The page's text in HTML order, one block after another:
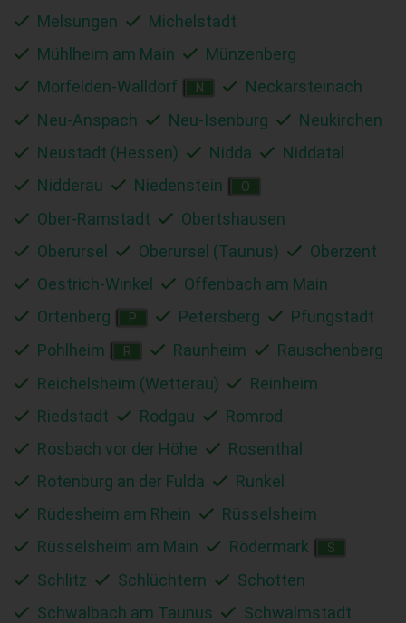
Melsungen
Michelstadt
Mühlheim am Main
Münzenberg
Mörfelden-Walldorf
N
Neckarsteinach
Neu-Anspach
Neu-Isenburg
Neukirchen
Neustadt (Hessen)
Nidda
Niddatal
Nidderau
Niedenstein O
Ober-Ramstadt
Obertshausen
Oberursel
Oberursel (Taunus)
Oberzent
Oestrich-Winkel
Offenbach am Main
Ortenberg
P Petersberg
Pfungstadt
Pohlheim
R Raunheim
Rauschenberg
Reichelsheim (Wetterau)
Reinheim
Riedstadt
Rodgau
Romrod
Rosbach vor der Höhe
Rosenthal
Rotenburg an der Fulda
Runkel
Rüdesheim am Rhein
Rüsselsheim
Rüsselsheim am Main
Rödermark S
Schlitz Schlüchtern
Schotten
Schwalbach am Taunus
Schwalmstadt